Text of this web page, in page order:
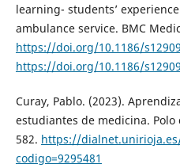
learning- students’
ambulance service. BMC
https://doi.org/10.1186/
https://doi.org/10.1186/
Curay, Pablo. (2023).
estudiantes de medicina. Polo
582. https://
codigo=9295481